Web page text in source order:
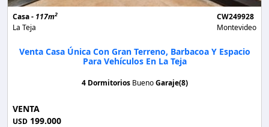
Casa - 117m2
La Teja
CW249928
Montevideo
Venta Casa Única Con Gran Terreno, Barbacoa Y Espacio
Para Vehículos En La Teja
4 Dormitorios BuenoGaraje(8)
VENTA
USD 199.000